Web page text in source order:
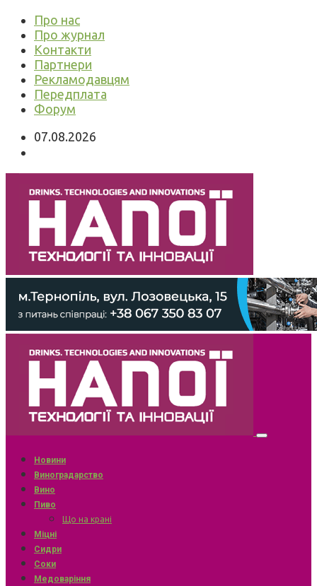
Про нас
Про журнал
Контакти
Партнери
Рекламодавцям
Передплата
Форум
07.08.2026
Новини
Виноградарство
Вино
Пиво
Що на крані
Міцні
Сидри
Соки
Медоваріння